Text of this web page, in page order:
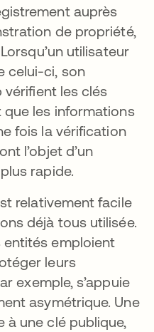
auprès
de propriété,
utilisateur
celui-ci, son
les clés
les informations
fois la vérification
l’objet d’un
rapide.
relativement facile
déjà tous utilisée.
entités emploient
leurs
exemple, s’appuie
asymétrique. Une
une clé publique,